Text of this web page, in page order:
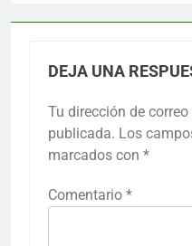
DEJA UNA
Tu dirección de
publicada. Los
marcados con *
Comentario *